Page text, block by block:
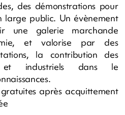
des démonstrations pour
large public. Un évènement
une galerie marchande
et valorise par des
la contribution des
et industriels dans le
après acquittement